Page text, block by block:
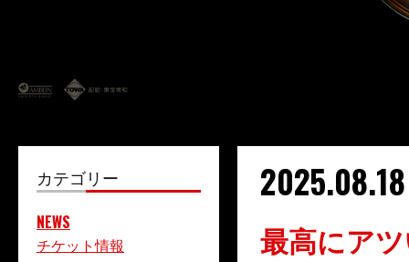
カテゴリー
NEWS
チケット情報
2025.08.18
最高にア